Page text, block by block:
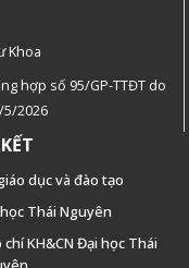
Khoa
hợp số 95/GP-TTĐT do
5/2026
dục và đào tạo
Thái Nguyên
chí KH&CN Đại học Thái